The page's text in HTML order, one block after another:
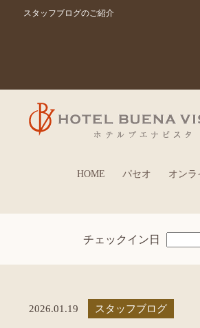
スタッフブログのご紹介
HOME パセオ オン
チェックイン日
2026.01.19 スタッフブログ